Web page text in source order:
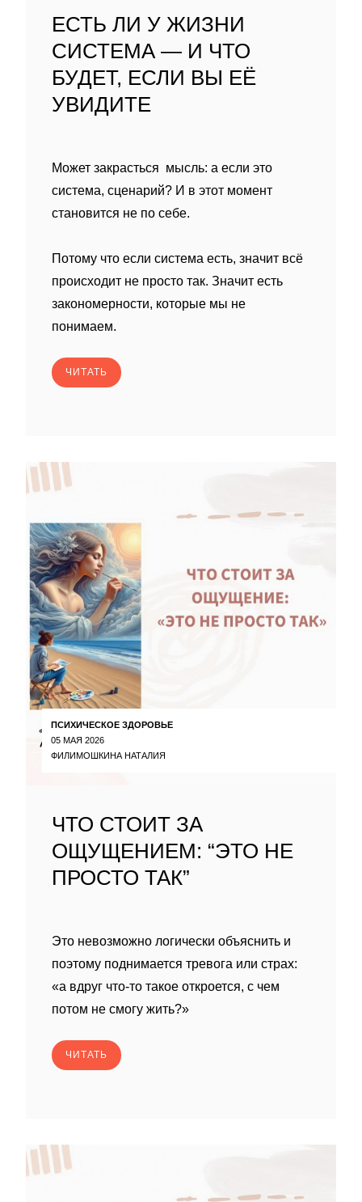
ЕСТЬ ЛИ У ЖИЗНИ
СИСТЕМА — И ЧТО
БУДЕТ, ЕСЛИ ВЫ ЕЁ
УВИДИТЕ
Может закрасться мысль: а если это
система, сценарий? И в этот момент
становится не по себе.
Потому что если система есть, значит всё
происходит не просто так. Значит есть
закономерности, которые мы не
понимаем.
ЧИТАТЬ
ПСИХИЧЕСКОЕ ЗДОРОВЬЕ
05 МАЯ 2026
ФИЛИМОШКИНА НАТАЛИЯ
ЧТО СТОИТ ЗА
ОЩУЩЕНИЕМ: “ЭТО НЕ
ПРОСТО ТАК”
Это невозможно логически объяснить и
поэтому поднимается тревога или страх:
«а вдруг что-то такое откроется, с чем
потом не смогу жить?»
ЧИТАТЬ